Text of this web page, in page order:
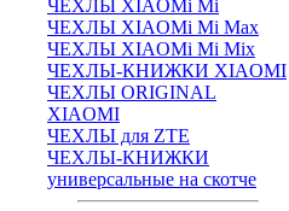
ЧЕХЛЫ XIAOMi Mi
ЧЕХЛЫ XIAOMi Mi Max
ЧЕХЛЫ XIAOMi Mi Mix
ЧЕХЛЫ-КНИЖКИ XIAOMI
ЧЕХЛЫ ORIGINAL
XIAOMI
ЧЕХЛЫ для ZTE
ЧЕХЛЫ-КНИЖКИ
универсальные на скотче